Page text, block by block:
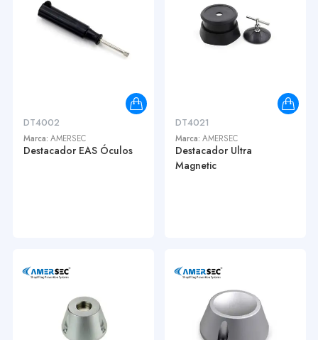
DT4002
Marca: AMERSEC
Destacador EAS Óculos
DT4021
Marca: AMERSEC
Destacador Ultra
Magnetic